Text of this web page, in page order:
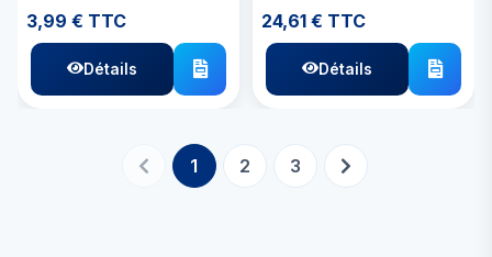
3,99 € TTC
Détails
24,61 € TTC
Détails
1 2 3